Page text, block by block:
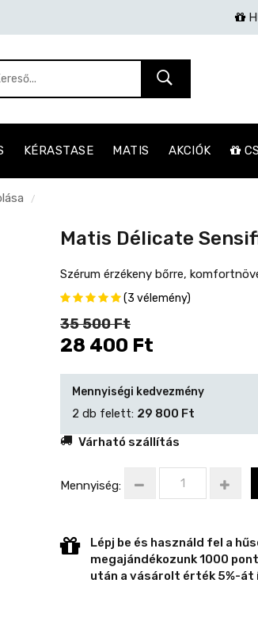
KÉRASTASE MATIS AKCIÓK
/
Matis Délicate
Szérum érzékeny bőrre,
(3 vélemény)
35 500 Ft
28 400 Ft
Mennyiségi kedvezmény
2 db felett: 29 800 Ft
Várható szállítás
Mennyiség:
Lépj be és használd fel a
megajándékozunk 1000
után a vásárolt érték 5%-át